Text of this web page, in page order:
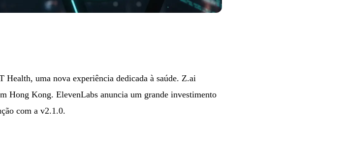
uma nova experiência dedicada à saúde. Z.ai
Hong Kong. ElevenLabs anuncia um grande investimento
com a v2.1.0.